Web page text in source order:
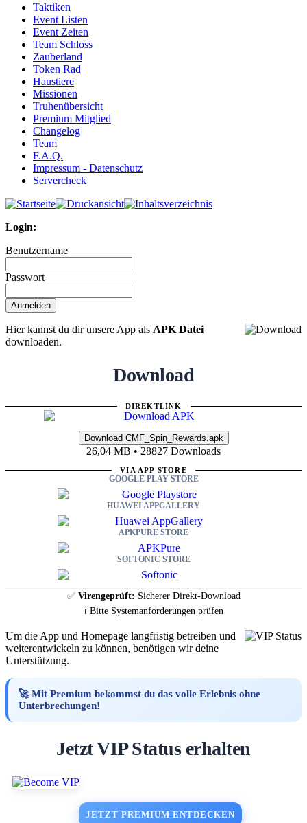
Taktiken
Event Listen
Event Zeiten
Team Schloss
Zauberland
Token Rad
Haustiere
Missionen
Truhenübersicht
Premium Mitglied
Changelog
Team
F.A.Q.
Impressum - Datenschutz
Servercheck
Login:
Benutzername
Passwort
Hier kannst du dir unsere App als APK Datei
downloaden.
Download
DIREKTLINK
26,04 MB • 28827 Downloads
VIA APP STORE
GOOGLE PLAY STORE
HUAWEI APPGALLERY
APKPURE STORE
SOFTONIC STORE
✅ Virengeprüft: Sicherer Direkt-Download
ℹ️ Bitte Systemanforderungen prüfen
Um die App und Homepage langfristig betreiben und
weiterentwickeln zu können, benötigen wir deine
Unterstützung.
🚀 Mit Premium bekommst du das volle Erlebnis ohne
Unterbrechungen!
Jetzt VIP Status erhalten
JETZT PREMIUM ENTDECKEN